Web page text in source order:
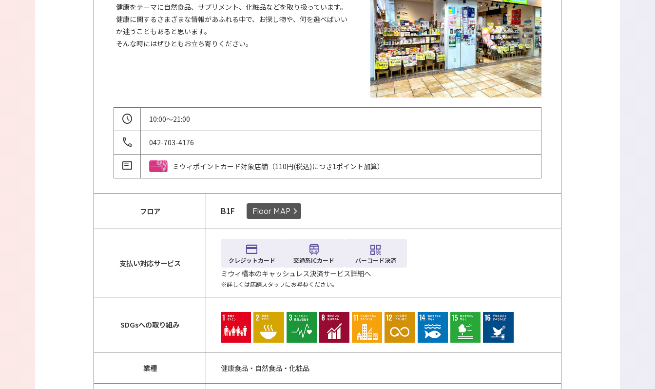
健康をテーマに自然食品、サプリメント、化粧品などを取り扱っています。
健康に関するさまざまな情報があふれる中で、お探し物や、何を選べばいい
か迷うこともあると思います。
そんな時にはぜひともお立ち寄りください。
10:00～21:00
042-703-4176
ミウィポイントカード対象店舗（110円(税込)につき1ポイント加算）
フロア B1F Floor MAP
支払い対応サービス クレジットカード 交通系ICカード バーコード決済
ミウィ橋本のキャッシュレス決済サービス詳細へ
※詳しくは店舗スタッフにお尋ねください。
SDGsへの取り組み
業種 健康食品・自然食品・化粧品